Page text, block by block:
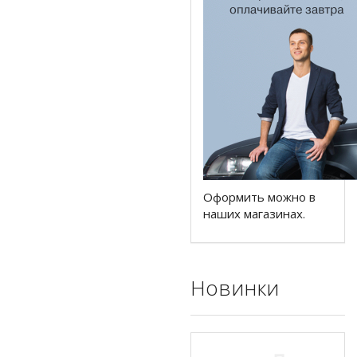
Оформить можно в
наших магазинах.
Новинки